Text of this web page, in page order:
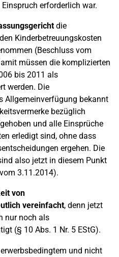
erforderlich war.
die
Kinderbetreuungskosten
(Beschluss vom
müssen die komplizierten
bis 2011 als
werden. Die
Allgemeinverfügung bekannt
bezüglich
und alle Einsprüche
erledigt sind, ohne dass
ergehen. Die
also jetzt in diesem Punkt
3.11.2014).
von
vereinfacht, denn jetzt
nur noch als
(§ 10 Abs. 1 Nr. 5 EStG).
und nicht